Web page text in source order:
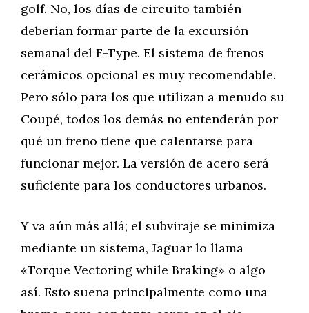
golf. No, los días de circuito también
deberían formar parte de la excursión
semanal del F-Type. El sistema de frenos
cerámicos opcional es muy recomendable.
Pero sólo para los que utilizan a menudo su
Coupé, todos los demás no entenderán por
qué un freno tiene que calentarse para
funcionar mejor. La versión de acero será
suficiente para los conductores urbanos.
Y va aún más allá; el subviraje se minimiza
mediante un sistema, Jaguar lo llama
«Torque Vectoring while Braking» o algo
así. Esto suena principalmente como una